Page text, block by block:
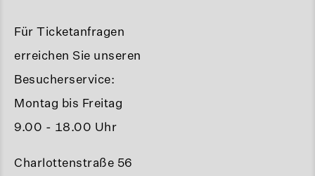
Für Ticketanfragen
erreichen Sie unseren
Besucherservice:
Montag bis Freitag
9.00 - 18.00 Uhr
Charlottenstraße 56